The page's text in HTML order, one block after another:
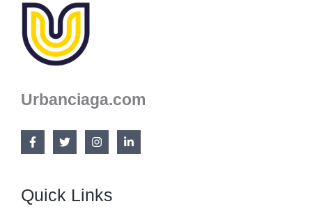
dan
Dibutuhkan
Industri
Urbanciaga.com
Quick Links